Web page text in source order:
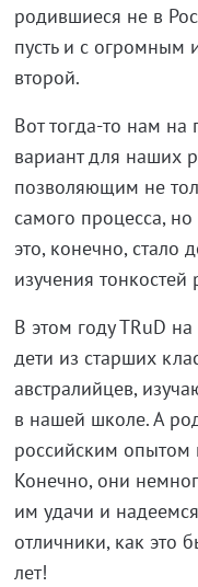
родившиеся не в
пусть и с огромным
второй.
Вот тогда-то нам
вариант для наших
позволяющим не
самого процесса,
это, конечно, стало
изучения
В этом году ТRuD
дети из старших
австралийцев,
в нашей школе. А
российским опытом
Конечно, они
им удачи и
отличники, как это
лет!